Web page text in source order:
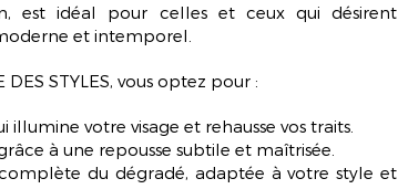
est idéal pour celles et ceux qui désirent
et intemporel.
DES STYLES, vous optez pour :
illumine votre visage et rehausse vos traits.
à une repousse subtile et maîtrisée.
du dégradé, adaptée à votre style et